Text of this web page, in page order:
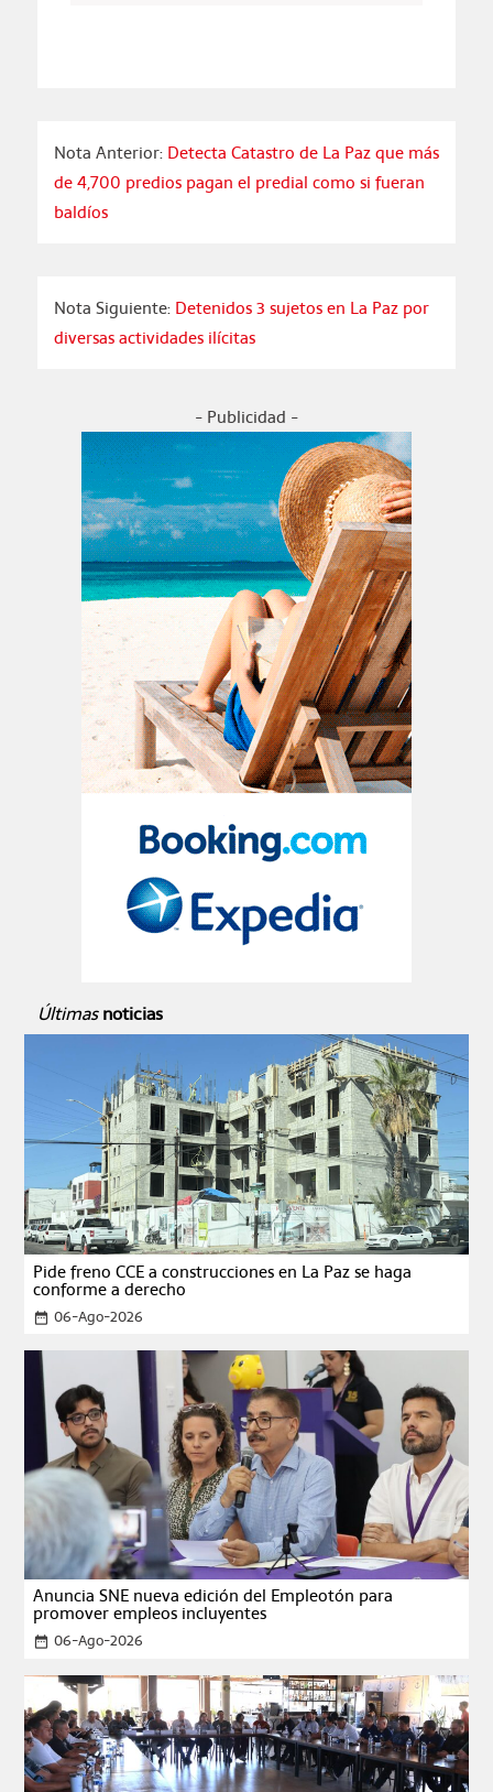
Nota Anterior:Detecta Catastro de La Paz que más
de 4,700 predios pagan el predial como si fueran
baldíos
Nota Siguiente: Detenidos 3 sujetos en La Paz por
diversas actividades ilícitas
- Publicidad -
Últimas noticias
Pide freno CCE a construcciones en La Paz se haga
conforme a derecho
date_range 06-Ago-2026
Anuncia SNE nueva edición del Empleotón para
promover empleos incluyentes
date_range 06-Ago-2026